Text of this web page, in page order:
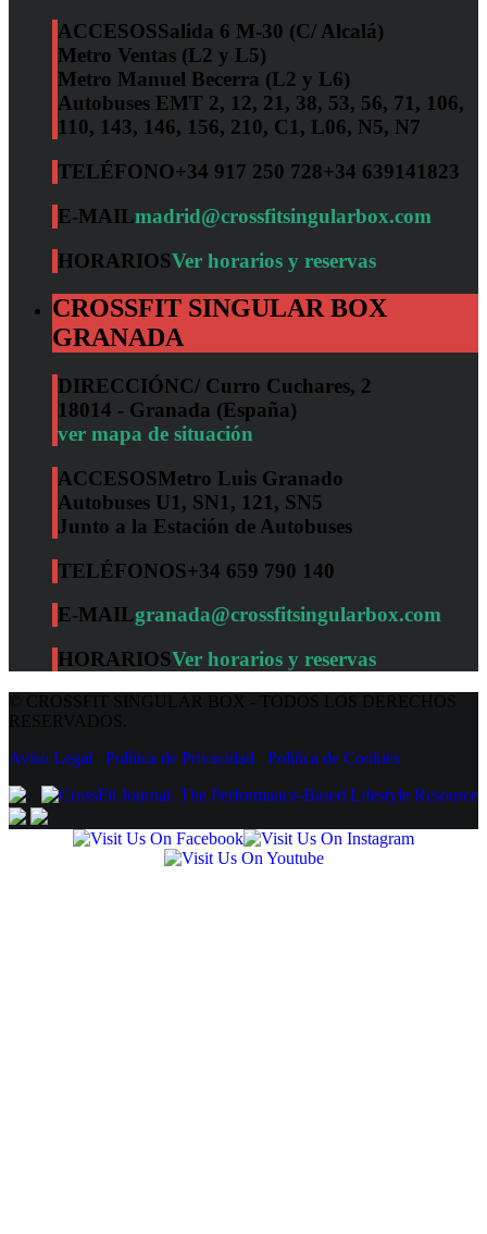
ACCESOSSalida 6 M-30 (C/ Alcalá)
Metro Ventas (L2 y L5)
Metro Manuel Becerra (L2 y L6)
Autobuses EMT 2, 12, 21, 38, 53, 56, 71, 106,
110, 143, 146, 156, 210, C1, L06, N5, N7
TELÉFONO+34 917 250 728+34 639141823
E-MAILmadrid@crossfitsingularbox.com
HORARIOSVer horarios y reservas
CROSSFIT SINGULAR BOX
GRANADA
DIRECCIÓNC/ Curro Cuchares, 2
18014 - Granada (España)
ver mapa de situación
ACCESOSMetro Luis Granado
Autobuses U1, SN1, 121, SN5
Junto a la Estación de Autobuses
TELÉFONOS+34 659 790 140
E-MAILgranada@crossfitsingularbox.com
HORARIOSVer horarios y reservas
Aviso Legal
Política de Privacidad Política de Cookies